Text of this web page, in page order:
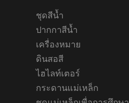
ชุดสีน้ำ
ปากกาสีน้ำ
เครื่องหมาย
ดินสอสี
ไฮไลท์เตอร์
กระดานแม่เหล็ก